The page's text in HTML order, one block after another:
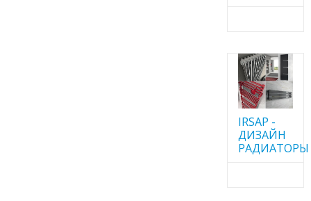
IRSAP -
ДИЗАЙН
РАДИАТОРЫ